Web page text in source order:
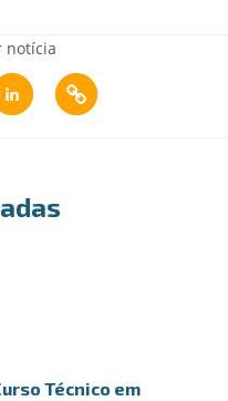
notícia
Técnico em